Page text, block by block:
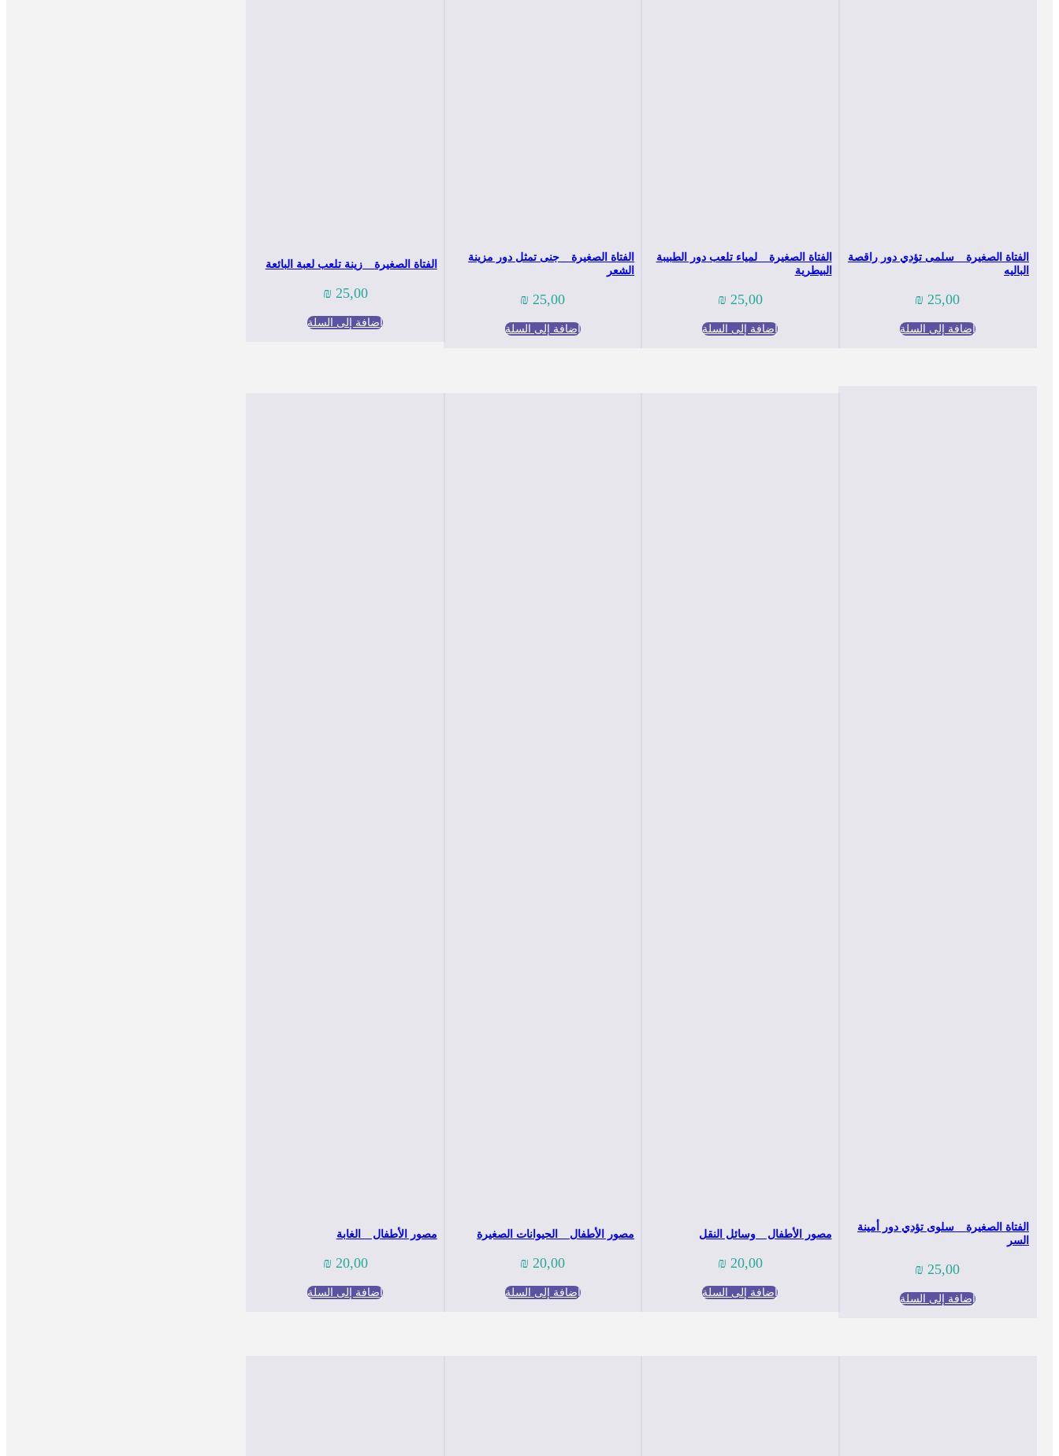
الفتاة الصغيرة _ سلمى تؤدي دور راقصة
الباليه
25,00
₪
إضافة إلى السلة
الفتاة الصغيرة _ لمياء تلعب دور الطبيبة
البيطرية
25,00
₪
إضافة إلى السلة
الفتاة الصغيرة _ جنى تمثل دور مزينة
الشعر
25,00
₪
إضافة إلى السلة
الفتاة الصغيرة _ زينة تلعب لعبة البائعة
25,00
₪
إضافة إلى السلة
الفتاة الصغيرة _ سلوى تؤدي دور أمينة
السر
25,00
₪
إضافة إلى السلة
مصور الأطفال _ وسائل النقل
20,00
₪
إضافة إلى السلة
مصور الأطفال _ الحيوانات الصغيرة
20,00
₪
إضافة إلى السلة
مصور الأطفال _ الغابة
20,00
₪
إضافة إلى السلة